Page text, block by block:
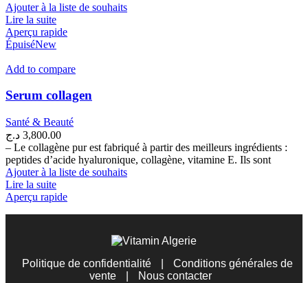
Ajouter à la liste de souhaits
Lire la suite
Aperçu rapide
ÉpuiséNew
Add to compare
Serum collagen
Santé & Beauté
3,800.00 د.ج
– Le collagène pur est fabriqué à partir des meilleurs ingrédients :
peptides d’acide hyaluronique, collagène, vitamine E. Ils sont
Ajouter à la liste de souhaits
Lire la suite
Aperçu rapide
Politique de confidentialité
Conditions générales de
vente
Nous contacter